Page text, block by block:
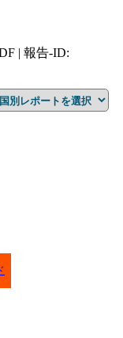
| 報告-ID: